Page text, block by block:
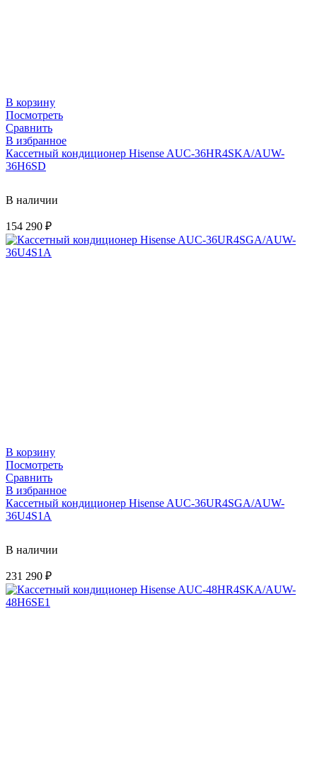
В корзину
Посмотреть
Сравнить
В избранное
Кассетный кондиционер Hisense AUC-36HR4SKA/AUW-
36H6SD
В наличии
154 290 ₽
В корзину
Посмотреть
Сравнить
В избранное
Кассетный кондиционер Hisense AUC-36UR4SGA/AUW-
36U4S1A
В наличии
231 290 ₽